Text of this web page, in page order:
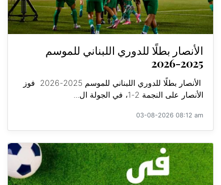
الأنصار بطلًا للدوري اللبناني للموسم
2025-2026
الأنصار بطلًا للدوري اللبناني للموسم 2025-2026 فوز
الأنصار على النجمة 2-1، في الجولة ال...
03-08-2026 08:12 am